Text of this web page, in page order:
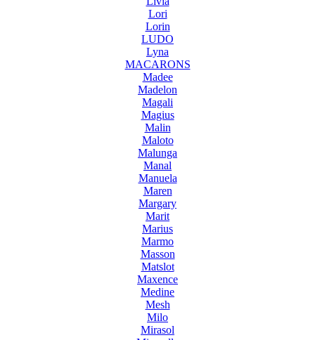
Lori
Lorin
LUDO
Lyna
MACARONS
Madee
Madelon
Magali
Magius
Malin
Maloto
Malunga
Manal
Manuela
Maren
Margary
Marit
Marius
Marmo
Masson
Matslot
Maxence
Medine
Mesh
Milo
Mirasol